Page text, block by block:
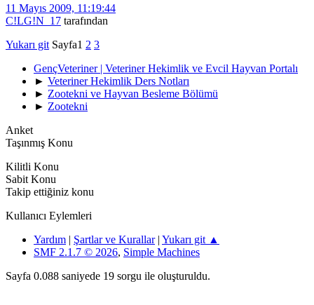
11 Mayıs 2009, 11:19:44
C!LG!N_17 tarafından
Yukarı git Sayfa1 2 3
GençVeteriner | Veteriner Hekimlik ve Evcil Hayvan Portalı
► Veteriner Hekimlik Ders Notları
► Zootekni ve Hayvan Besleme Bölümü
► Zootekni
Anket
Taşınmış Konu
Kilitli Konu
Sabit Konu
Takip ettiğiniz konu
Kullanıcı Eylemleri
Yardım | Şartlar ve Kurallar| Yukarı git ▲
SMF 2.1.7 © 2026, Simple Machines
Sayfa 0.088 saniyede 19 sorgu ile oluşturuldu.